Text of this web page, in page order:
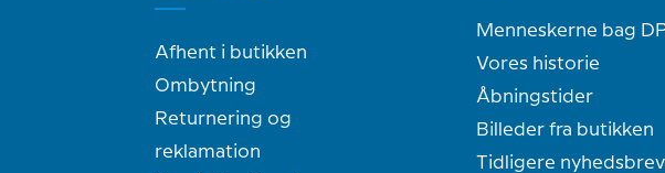
Afhent i butikken
Ombytning
Returnering og
reklamation
Menneskerne bag
Vores historie
Åbningstider
Billeder fra butikken
Tidligere